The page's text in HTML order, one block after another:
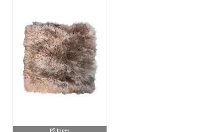
På lager